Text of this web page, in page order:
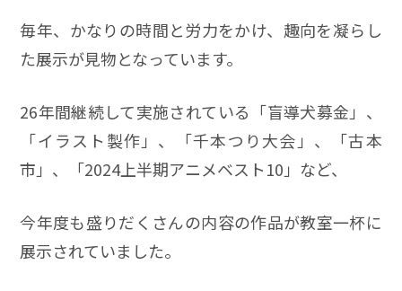
毎年、かなりの時間と労力をかけ、趣向を凝らし
た展示が見物となっています。
26年間継続して実施されている「盲導犬募金」、
「イラスト製作」、「千本つり大会」、「古本
市」、「2024上半期アニメベスト10」など、
今年度も盛りだくさんの内容の作品が教室一杯に
展示されていました。